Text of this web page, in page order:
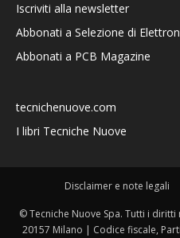
Iscriviti alla newsletter
Abbonati a Selezione di
Abbonati a PCB Magazine
tecnichenuove.com
I libri Tecniche Nuove
Disclaimer e note legali
© Tecniche Nuove Spa. Tutti i diritti
20157 Milano | Codice fiscale,